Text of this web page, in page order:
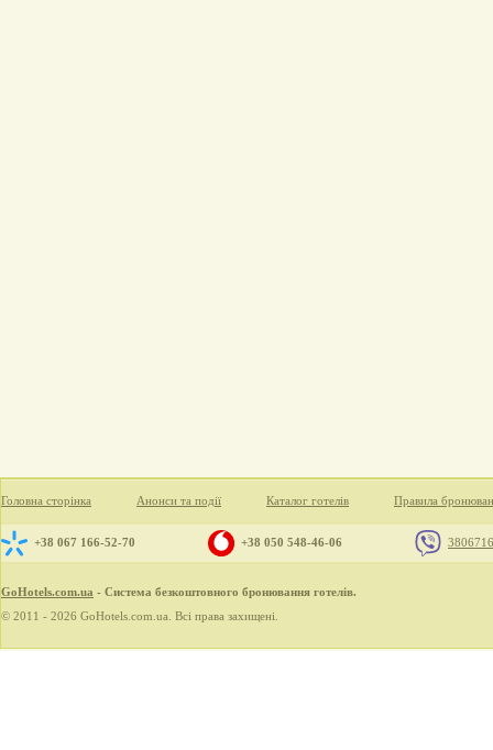
Головна сторінка Анонси та події Каталог готелів Правила
+38 067 166-52-70 +38 050 548-46-06
GoHotels.com.ua - Система безкоштовного бронювання готелів.
© 2011 - 2026 GoHotels.com.ua. Всі права захищені.